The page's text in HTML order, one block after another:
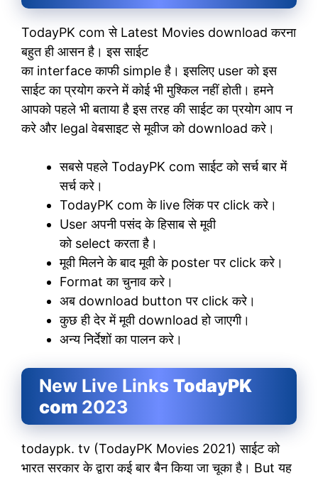
TodayPK com से Latest Movies download करना
बहुत ही आसन है। इस साईट
का interface काफी simple है। इसलिए user को इस
साईट का प्रयोग करने में कोई भी मुश्किल नहीं होती। हमने
आपको पहले भी बताया है इस तरह की साईट का प्रयोग आप न
करे और legal वेबसाइट से मूवीज को download करे।
सबसे पहले TodayPK com साईट को सर्च बार में
सर्च करे।
TodayPK com के live लिंक पर click करे।
User अपनी पसंद के हिसाब से मूवी
को select करता है।
मूवी मिलने के बाद मूवी के poster पर click करे।
Format का चुनाव करे।
अब download button पर click करे।
कुछ ही देर में मूवी download हो जाएगी।
अन्य निर्देशों का पालन करे।
New Live Links TodayPK
com 2023
todaypk. tv (TodayPK Movies 2021) साईट को
भारत सरकार के द्वारा कई बार बैन किया जा चूका है। But यह